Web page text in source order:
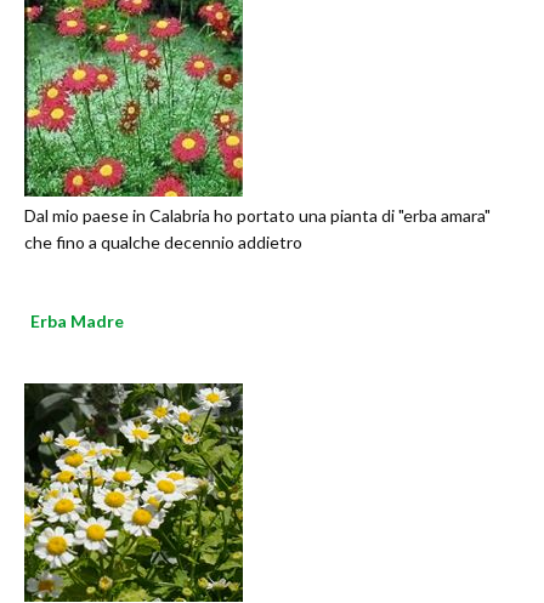
Dal mio paese in Calabria ho portato una pianta di "erba amara"
che fino a qualche decennio addietro
Erba Madre